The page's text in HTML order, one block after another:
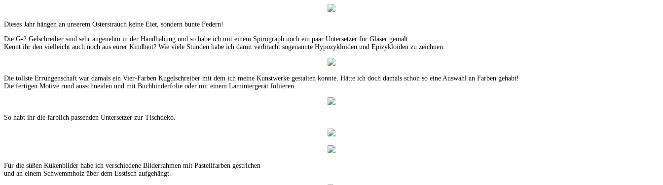
Dieses Jahr hängen an unserem Osterstrauch keine Eier, sondern bunte Federn!
Die G-2 Gelschreiber sind sehr angenehm in der Handhabung und so habe ich mit einem Spirograph noch ein paar Untersetzer für Gläser gemalt.
Kennt ihr den vielleicht auch noch aus eurer Kindheit? Wie viele Stunden habe ich damit verbracht sogenannte Hypozykloiden und Epizykloiden zu zeichnen.
Die tollste Errungenschaft war damals ein Vier-Farben Kugelschreiber mit dem ich meine Kunstwerke gestalten konnte. Hätte ich doch damals schon so eine Auswahl an Farben gehabt!
Die fertigen Motive rund ausschneiden und mit Buchbinderfolie oder mit einem Laminiergerät foliieren.
So habt ihr die farblich passenden Untersetzer zur Tischdeko.
Für die süßen Kükenbilder habe ich verschiedene Bilderrahmen mit Pastellfarben gestrichen
und an einem Schwemmholz über dem Esstisch aufgehängt.